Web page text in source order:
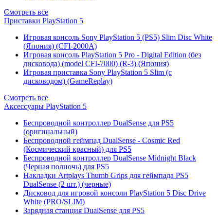
Смотреть все
Приставки PlayStation 5
Игровая консоль Sony PlayStation 5 (PS5) Slim Disc White
(Япония) (CFI-2000A)
Игровая консоль PlayStation 5 Pro - Digital Edition (без
дисковода) (model CFI-7000) (R-3) (Япония)
Игровая приставка Sony PlayStation 5 Slim (с
дисководом) (GameReplay)
Смотреть все
Аксессуары PlayStation 5
Беспроводной контроллер DualSense для PS5
(оригинальный)
Беспроводной геймпад DualSense - Cosmic Red
(Космический красный) для PS5
Беспроводной контроллер DualSense Midnight Black
(Черная полночь) для PS5
Накладки Artplays Thumb Grips для геймпада PS5
DualSense (2 шт.) (черные)
Дисковод для игровой консоли PlayStation 5 Disc Drive
White (PRO/SLIM)
Зарядная станция DualSense для PS5